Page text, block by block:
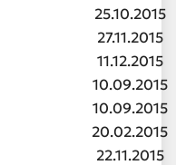
25.10.2015
27.11.2015
11.12.2015
10.09.2015
10.09.2015
20.02.2015
22.11.2015